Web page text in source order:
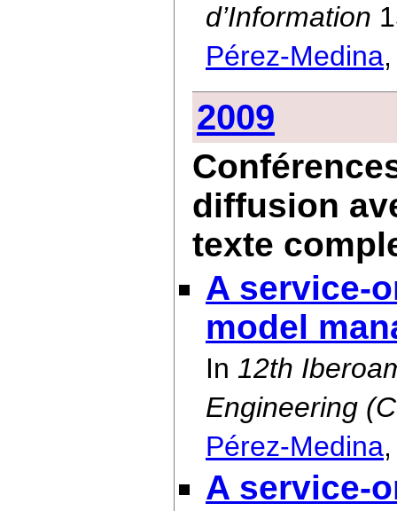
d’Information
Pérez-Medina
2009
diffusion
texte
A service-
model
In 12th
Engineering
Pérez-Medina
A service-